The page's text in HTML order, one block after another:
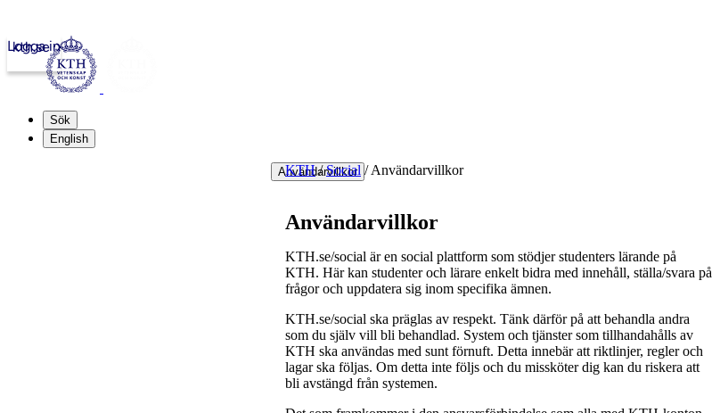
kth.se
Logga in
Sök
English
Användarvillkor
KTH / Social /Användarvillkor
Användarvillkor
KTH.se/social är en social plattform som stödjer studenters lärande på
KTH. Här kan studenter och lärare enkelt bidra med innehåll, ställa/svara på
frågor och uppdatera sig inom specifika ämnen.
KTH.se/social ska präglas av respekt. Tänk därför på att behandla andra
som du själv vill bli behandlad. System och tjänster som tillhandahålls av
KTH ska användas med sunt förnuft. Detta innebär att riktlinjer, regler och
lagar ska följas. Om detta inte följs och du missköter dig kan du riskera att
bli avstängd från systemen.